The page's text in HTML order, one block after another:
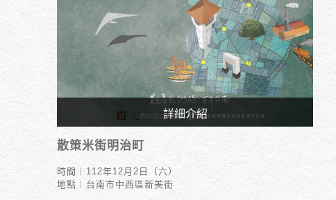
詳細介紹
時間︱112年12月2日（六）
地點︱台南市中西區新美街
散策米街明治町
時間︱112年12月2日（六）
地點︱台南市中西區新美街